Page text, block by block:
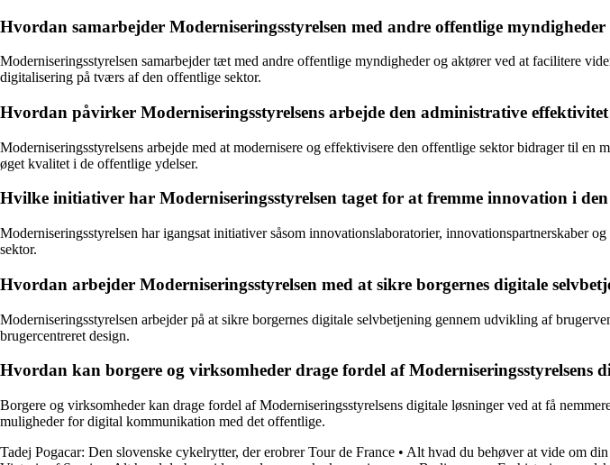
Hvordan samarbejder Moderniseringsstyrelsen med andre offentlige
Moderniseringsstyrelsen samarbejder tæt med andre offentlige myndigheder og aktører ved at facilitere
digitalisering på tværs af den offentlige sektor.
Hvordan påvirker Moderniseringsstyrelsens arbejde den administrative
Moderniseringsstyrelsens arbejde med at modernisere og effektivisere den offentlige sektor bidrager til
øget kvalitet i de offentlige ydelser.
Hvilke initiativer har Moderniseringsstyrelsen taget for at fremme innovation i
Moderniseringsstyrelsen har igangsat initiativer såsom innovationslaboratorier,
sektor.
Hvordan arbejder Moderniseringsstyrelsen med at sikre borgernes digitale
Moderniseringsstyrelsen arbejder på at sikre borgernes digitale selvbetjening gennem udvikling af
brugercentreret design.
Hvordan kan borgere og virksomheder drage fordel af Moderniseringsstyrelsens
Borgere og virksomheder kan drage fordel af Moderniseringsstyrelsens digitale løsninger ved at få
muligheder for digital kommunikation med det offentlige.
Tadej Pogacar: Den slovenske cykelrytter, der erobrer Tour de France • Alt hvad du behøver at vide om